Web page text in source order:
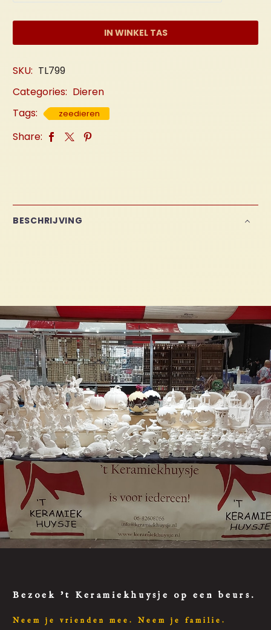
IN WINKEL TAS
SKU: TL799
Categories: Dieren
Tags:
zeedieren
Share:
BESCHRIJVING
Bezoek 't Keramiekhuysje op een beurs.
Neem je vrienden mee. Neem je familie.